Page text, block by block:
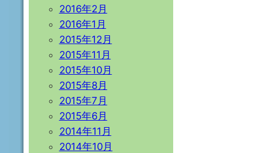
2016年2月
2016年1月
2015年12月
2015年11月
2015年10月
2015年8月
2015年7月
2015年6月
2014年11月
2014年10月